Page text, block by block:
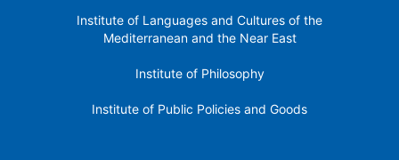
Institute of Languages ​​and Cultures of the
Mediterranean and the Near East
Institute of Philosophy
Institute of Public Policies and Goods